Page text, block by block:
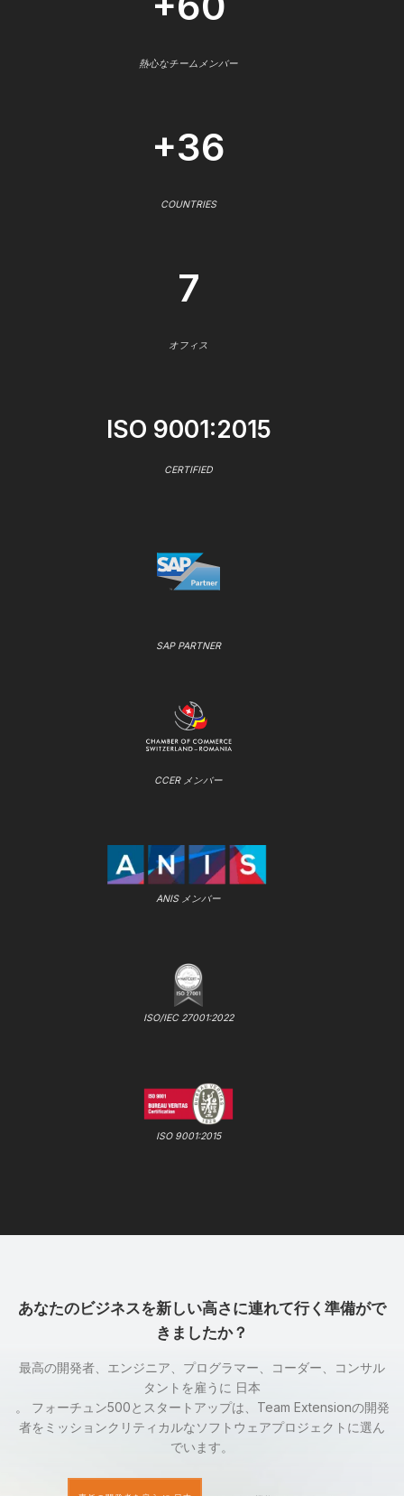
熱心なチームメンバー
+36
COUNTRIES
7
オフィス
ISO 9001:2015
CERTIFIED
SAP PARTNER
CCER メンバー
ANIS メンバー
ISO/IEC 27001:2022
ISO 9001:2015
あなたのビジネスを新しい高さに連れて行く準備がで
きましたか？
最高の開発者、エンジニア、プログラマー、コーダー、コンサル
タントを雇うに 日本
。 フォーチュン500とスタートアップは、Team Extensionの開発
者をミッションクリティカルなソフトウェアプロジェクトに選ん
でいます。